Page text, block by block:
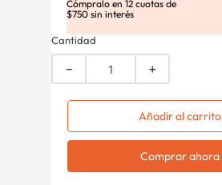
Cómpralo en 12 cuotas de
$750 sin interés
Cantidad
＋
－
Añadir al carrito
Comprar ahora